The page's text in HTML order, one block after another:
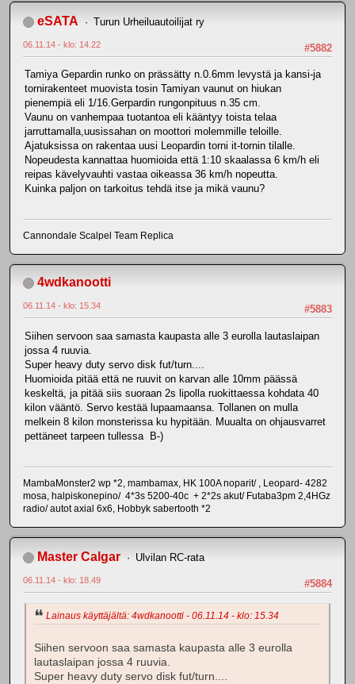
eSATA Turun Urheiluautoilijat ry
#5882
06.11.14 - klo: 14.22
Tamiya Gepardin runko on prässätty n.0.6mm levystä ja kansi-ja
tornirakenteet muovista tosin Tamiyan vaunut on hiukan
pienempiä eli 1/16.Gerpardin rungonpituus n.35 cm.
Vaunu on vanhempaa tuotantoa eli kääntyy toista telaa
jarruttamalla,uusissahan on moottori molemmille teloille.
Ajatuksissa on rakentaa uusi Leopardin torni it-tornin tilalle.
Nopeudesta kannattaa huomioida että 1:10 skaalassa 6 km/h eli
reipas kävelyvauhti vastaa oikeassa 36 km/h nopeutta.
Kuinka paljon on tarkoitus tehdä itse ja mikä vaunu?
Cannondale Scalpel Team Replica
4wdkanootti
#5883
06.11.14 - klo: 15.34
Siihen servoon saa samasta kaupasta alle 3 eurolla lautaslaipan
jossa 4 ruuvia.
Super heavy duty servo disk fut/turn....
Huomioida pitää että ne ruuvit on karvan alle 10mm päässä
keskeltä, ja pitää siis suoraan 2s lipolla ruokittaessa kohdata 40
kilon vääntö. Servo kestää lupaamaansa. Tollanen on mulla
melkein 8 kilon monsterissa ku hypitään. Muualta on ohjausvarret
pettäneet tarpeen tullessa B-)
MambaMonster2 wp *2, mambamax, HK 100A noparit/ , Leopard- 4282
mosa, halpiskonepino/ 4*3s 5200-40c + 2*2s akut/ Futaba3pm 2,4HGz
radio/ autot axial 6x6, Hobbyk sabertooth *2
Master Calgar Ulvilan RC-rata
#5884
06.11.14 - klo: 18.49
Lainaus käyttäjältä: 4wdkanootti - 06.11.14 - klo: 15.34
Siihen servoon saa samasta kaupasta alle 3 eurolla
lautaslaipan jossa 4 ruuvia.
Super heavy duty servo disk fut/turn....